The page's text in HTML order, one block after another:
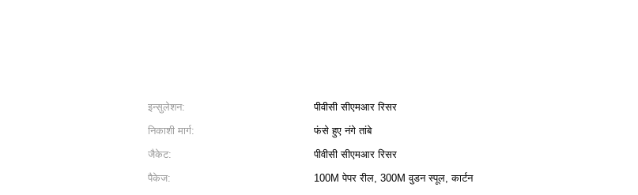
इन्सुलेशन:
पीवीसी सीएमआर रिसर
निकाशी मार्ग:
फंसे हुए नंगे तांबे
जैकेट:
पीवीसी सीएमआर रिसर
पैकेज:
100M पेपर रील, 300M वुडन स्पूल, कार्टन